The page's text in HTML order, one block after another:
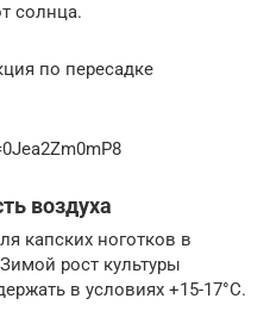
солнца.
по пересадке
воздуха
капских ноготков в
рост культуры
в условиях +15-17°С.